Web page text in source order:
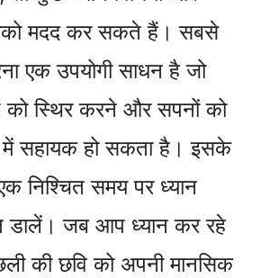
मदद कर सकते हैं। सबसे
एक उपयोगी साधन है जो
को स्थिर करने और सपनों को
में सहायक हो सकता है। इसके
निश्चित समय पर ध्यान
डालें। जब आप ध्यान कर रहे
की छवि को अपनी मानसिक